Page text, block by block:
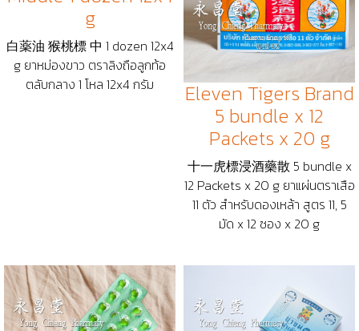
g
白薬油 猴桃標 中 1 dozen 12x4
g ยาหม่องขาว ตราลิงถือลูกท้อ
ตลับกลาง 1 โหล 12x4 กรัม
Eleven Tigers Brand
5 bundle x 12
Packets x 20 g
十一虎標浸酒藥散 5 bundle x
12 Packets x 20 g ยาแผ่นตราเสือ
11 ตัว สำหรับดองเหล้า สูตร 11, 5
มัด x 12 ซอง x 20 g